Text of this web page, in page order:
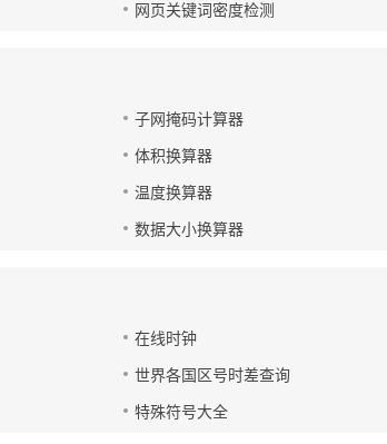
网页关键词密度检测
子网掩码计算器
体积换算器
温度换算器
数据大小换算器
在线时钟
世界各国区号时差查询
特殊符号大全